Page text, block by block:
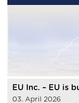
EU Inc. – EU is
03. April 2026